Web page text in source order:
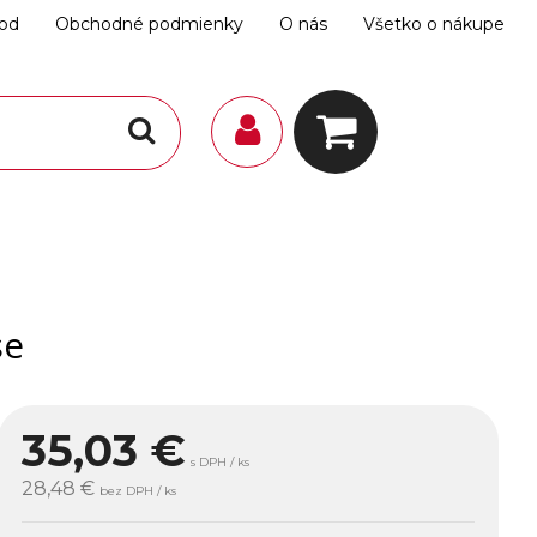
Obchodné podmienky O nás Všetko o nákupe
35,03 € s DPH / ks
28,48 € bez DPH / ks